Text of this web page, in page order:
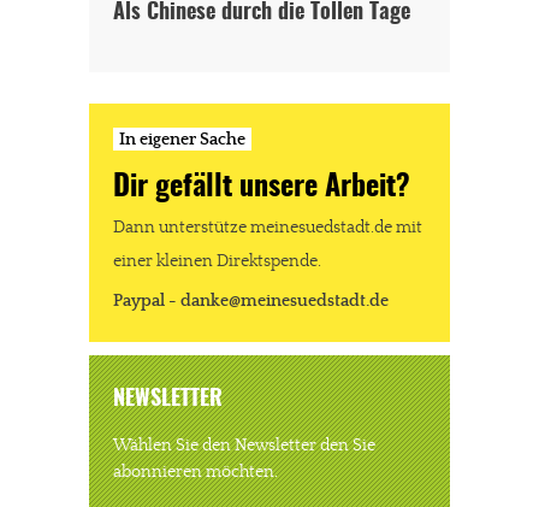
Als Chinese durch die Tollen Tage
In eigener Sache
Dir gefällt unsere Arbeit?
Dann unterstütze meinesuedstadt.de mit
einer kleinen Direktspende.
Paypal - danke@meinesuedstadt.de
NEWSLETTER
Wählen Sie den Newsletter den Sie
abonnieren möchten.